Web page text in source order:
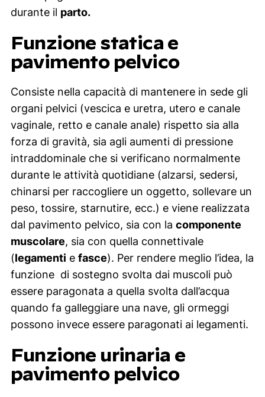
durante il parto.
Funzione statica e
pavimento pelvico
Consiste nella capacità di mantenere in sede gli
organi pelvici (vescica e uretra, utero e canale
vaginale, retto e canale anale) rispetto sia alla
forza di gravità, sia agli aumenti di pressione
intraddominale che si verificano normalmente
durante le attività quotidiane (alzarsi, sedersi,
chinarsi per raccogliere un oggetto, sollevare un
peso, tossire, starnutire, ecc.) e viene realizzata
dal pavimento pelvico, sia con la componente
muscolare, sia con quella connettivale
(legamenti e fasce). Per rendere meglio l’idea, la
funzione di sostegno svolta dai muscoli può
essere paragonata a quella svolta dall’acqua
quando fa galleggiare una nave, gli ormeggi
possono invece essere paragonati ai legamenti.
Funzione urinaria e
pavimento pelvico